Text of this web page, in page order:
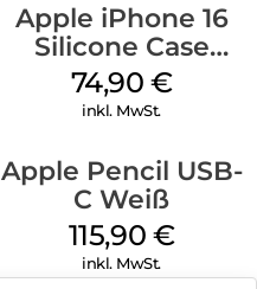
Apple iPhone 16
Silicone Case
MagSafe Black
74,90 €
inkl. MwSt.
Apple Pencil USB-
C Weiß
115,90 €
inkl. MwSt.